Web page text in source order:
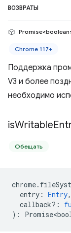
ВОЗВРАТЫ
Chrome 117+
Поддержка
V3 и более
необходимо
isWritable
Обещать
chrome.
entry : Entry,
callback? :
) :